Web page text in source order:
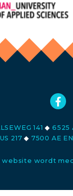
141◆ 6525
217◆ 7500 AE
website wordt